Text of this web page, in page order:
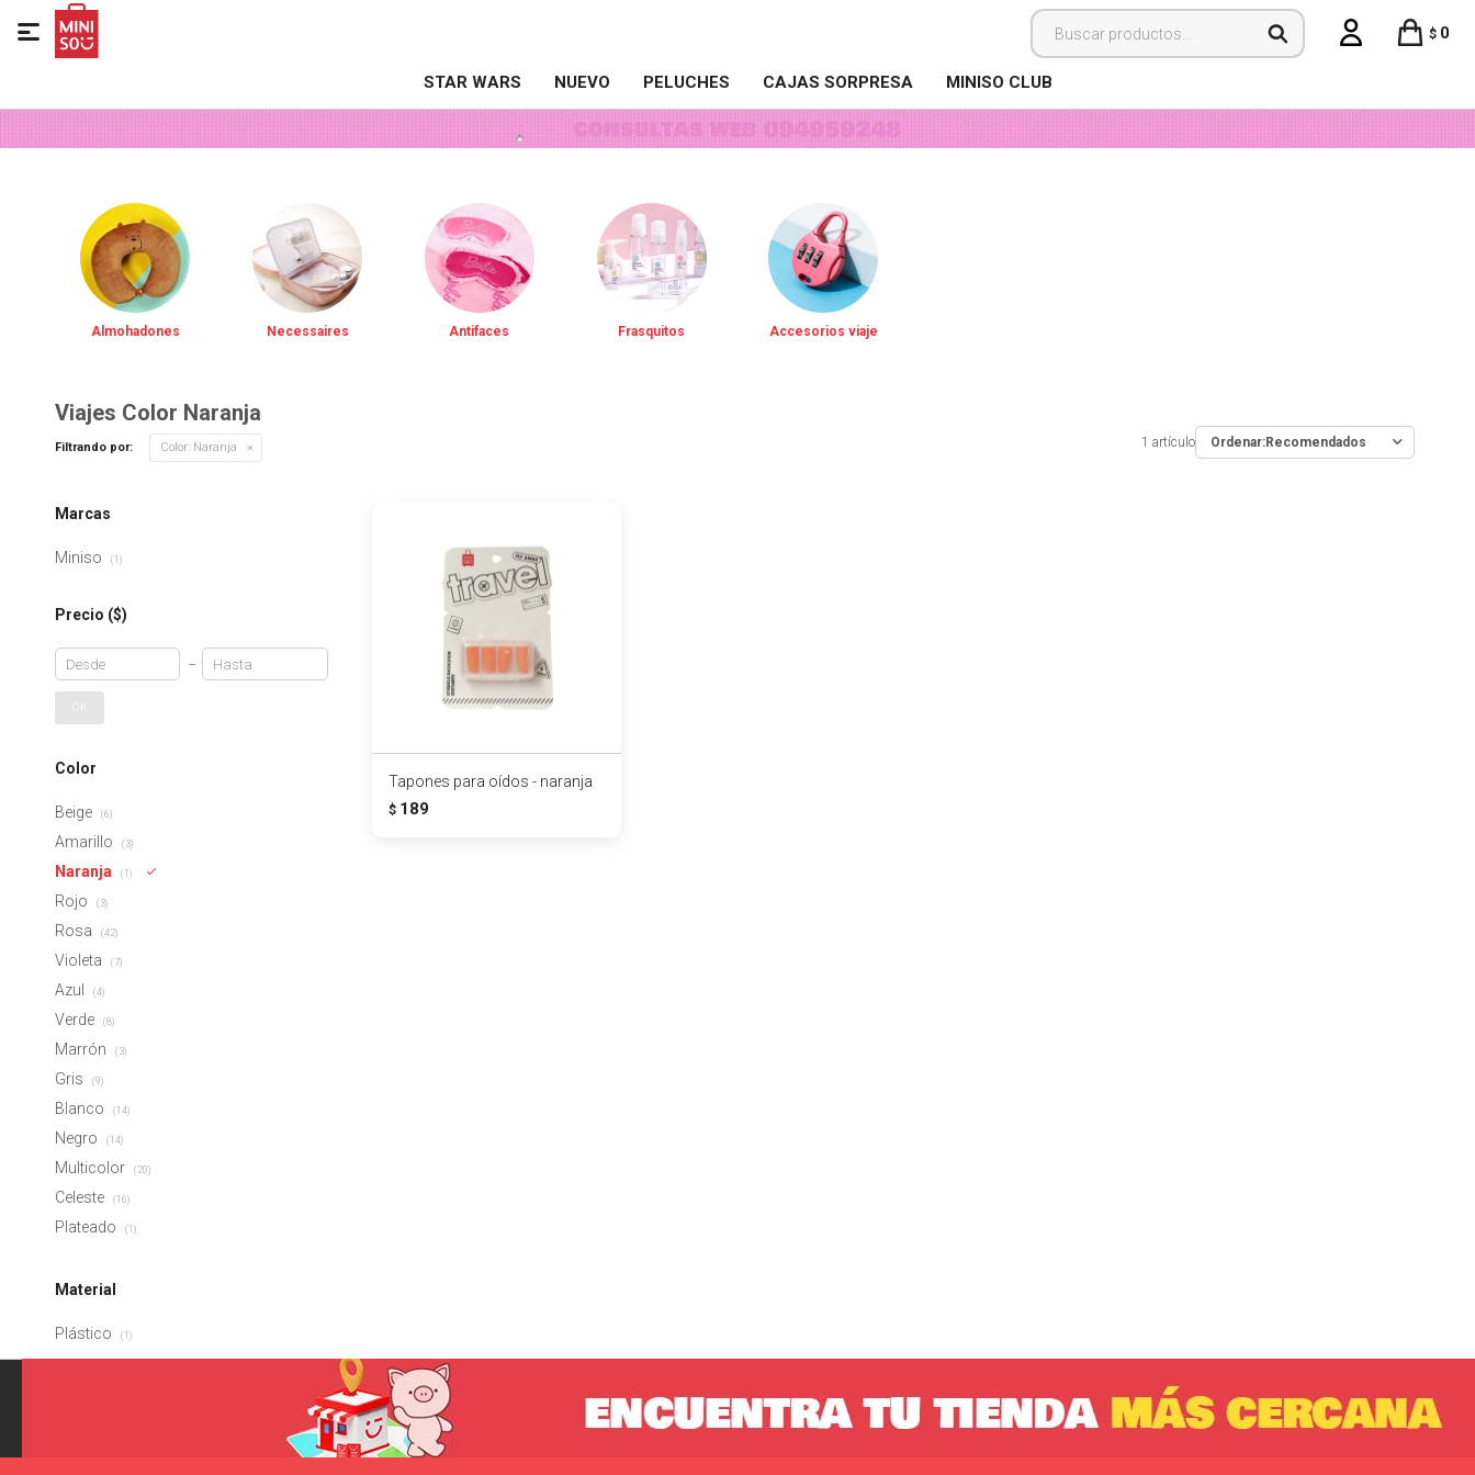
STAR WARS NUEVO PELUCHES CAJAS SORPRESA MINISO CLUB
$ 0

Almohadones Necessaires Antifaces Frasquitos Accesorios viaje
Viajes Color Naranja
1 artículo Recomendados
Filtrando por: Color: Naranja
Tapones para oídos - naranja
$ 189
Marcas
Miniso (1)
Precio ($)
OK
Color
Beige (6)
Amarillo (3)
Naranja (1)
Rojo (3)
Rosa (42)
Violeta (7)
Azul (4)
Verde (8)
Marrón (3)
Gris (9)
Blanco (14)
Negro (14)
Multicolor (20)
Celeste (16)
Plateado (1)
Material
Plástico (1)